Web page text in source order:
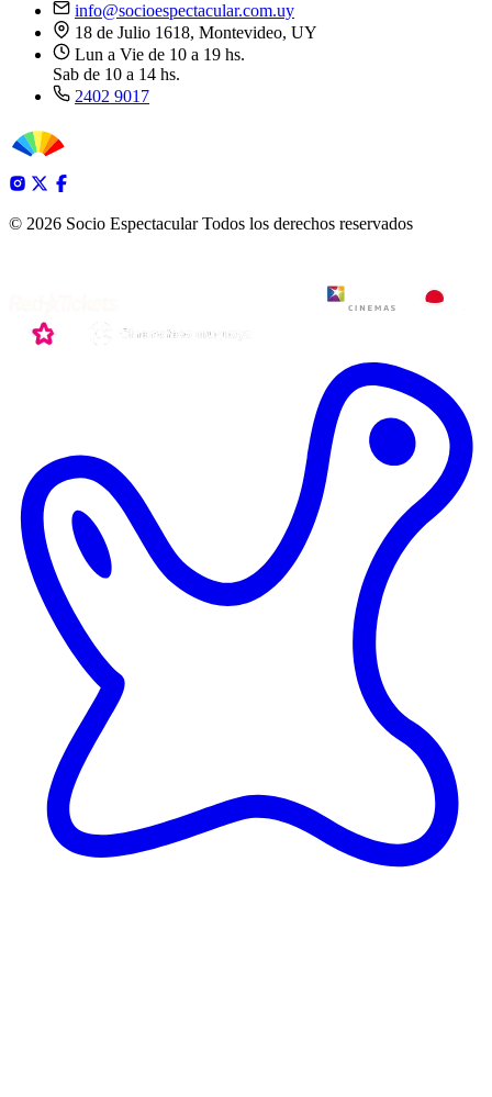
info@socioespectacular.com.uy
18 de Julio 1618, Montevideo, UY
Lun a Vie de 10 a 19 hs.
Sab de 10 a 14 hs.
2402 9017
© 2026 Socio Espectacular Todos los derechos reservados